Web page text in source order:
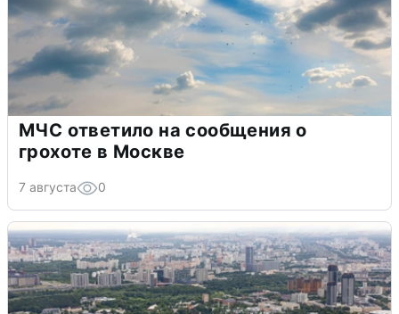
МЧС ответило на сообщения о
грохоте в Москве
7 августа 0